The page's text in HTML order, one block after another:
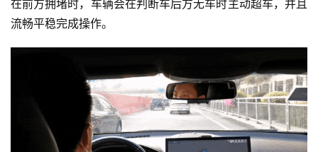
在前方拥堵时，车辆会在判断车后方无车时主动超车，并且
流畅平稳完成操作。